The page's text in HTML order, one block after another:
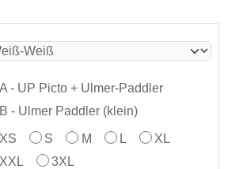
A - UP Picto + Ulmer-Paddler
B - Ulmer Paddler (klein)
XS S M L
XL
XXL
3XL